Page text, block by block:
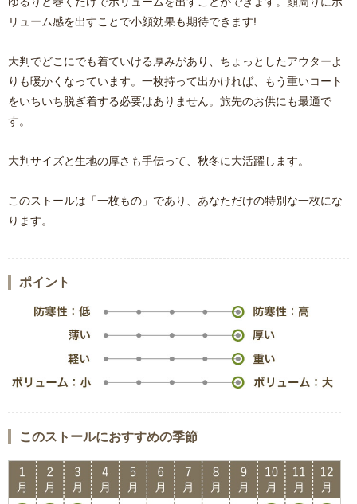
ポイント
このストールにおすすめの季節
リューム感を出すことで小顔効果も期待できます!
大判でどこにでも着ていける厚みがあり、ちょっとしたアウターよ
りも暖かくなっています。一枚持って出かければ、もう重いコート
をいちいち脱ぎ着する必要はありません。旅先のお供にも最適で
す。
大判サイズと生地の厚さも手伝って、秋冬に大活躍します。
このストールは「一枚もの」であり、あなただけの特別な一枚にな
ります。